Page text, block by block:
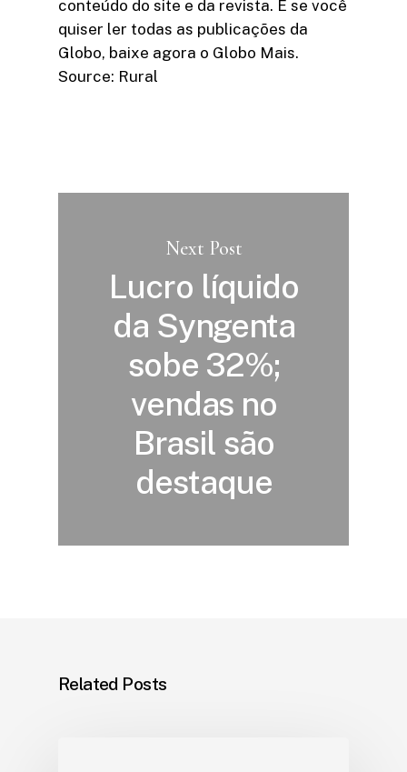
conteúdo do site e da revista. E se você
quiser ler todas as publicações da
Globo, baixe agora o Globo Mais.
Source: Rural
Next Post
Lucro líquido
da Syngenta
sobe 32%;
vendas no
Brasil são
destaque
Related Posts